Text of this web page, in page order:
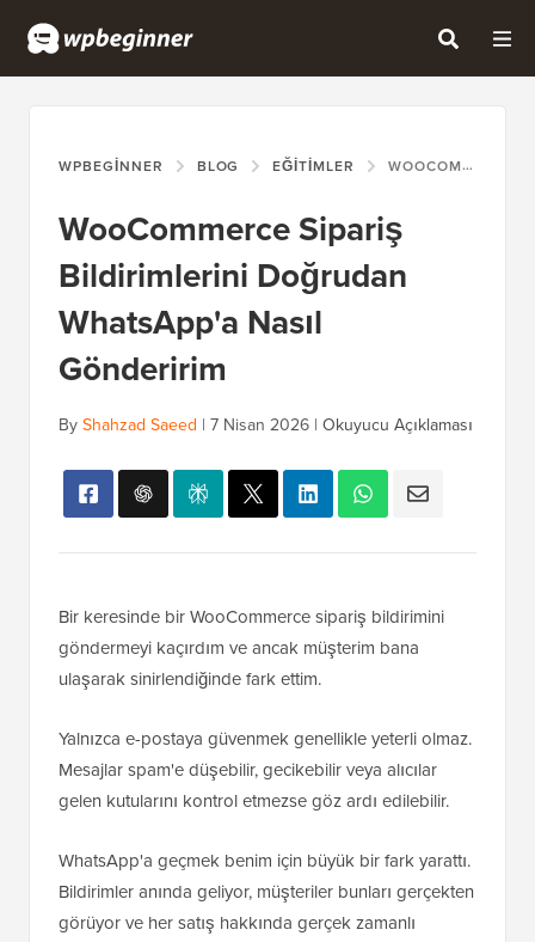
WPBEGINNER BLOG EĞITIMLER WOOCOMMERCE SIPARIŞ BILDIRIMLERINI DOĞRUDAN WHATSAPP'A NASIL GÖNDERIRIM
WooCommerce Sipariş
Bildirimlerini Doğrudan
WhatsApp'a Nasıl
Gönderirim
ByShahzad Saeed | 7 Nisan 2026 | Okuyucu Açıklaması
Bir keresinde bir WooCommerce sipariş bildirimini
göndermeyi kaçırdım ve ancak müşterim bana
ulaşarak sinirlendiğinde fark ettim.
Yalnızca e-postaya güvenmek genellikle yeterli olmaz.
Mesajlar spam'e düşebilir, gecikebilir veya alıcılar
gelen kutularını kontrol etmezse göz ardı edilebilir.
WhatsApp'a geçmek benim için büyük bir fark yarattı.
Bildirimler anında geliyor, müşteriler bunları gerçekten
görüyor ve her satış hakkında gerçek zamanlı